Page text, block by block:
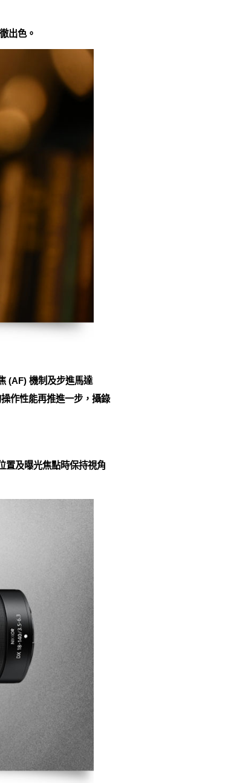
出色。
(AF) 機制及步進馬達
作性能再推進一步，攝錄
置及曝光焦點時保持視角